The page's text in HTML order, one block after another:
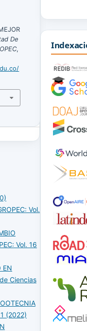
De
,
Vol.
Vol. 16
EN
Ciencias
(2022)